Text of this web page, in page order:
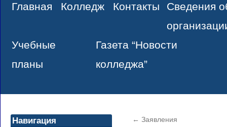
Skip
content
Главная Колледж Контакты
Сведения
Учебные
планы
Газета “Новости
колледжа”
← Заявления
Навигация